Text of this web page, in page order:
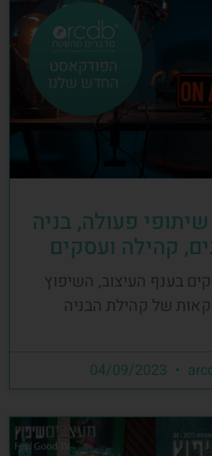
פעולה, בניה
קהילה ועסקים
בענף העיצוב, השיפוץ
של קהילת הבניה